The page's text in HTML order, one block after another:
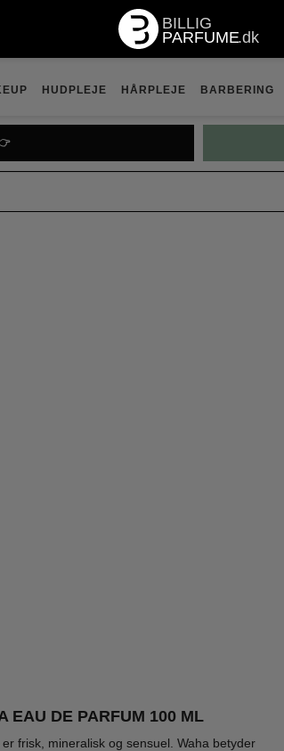
HUDPLEJE HÅRPLEJE BARBERING
EAU DE PARFUM 100 ML
frisk, mineralisk og sensuel. Waha betyder
UNISEX -62% WOW PRIS -72%